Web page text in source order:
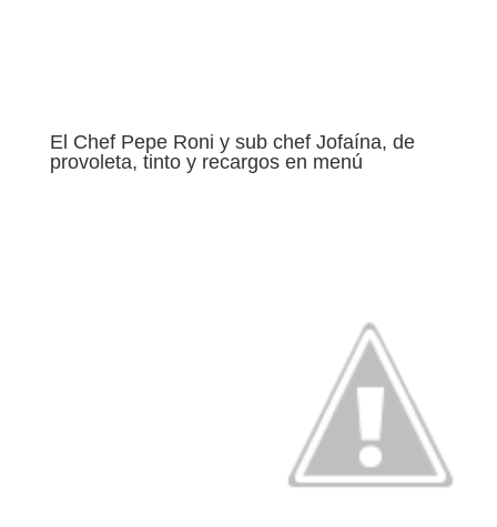
El Chef Pepe Roni y sub chef Jofaína, de
provoleta, tinto y recargos en menú